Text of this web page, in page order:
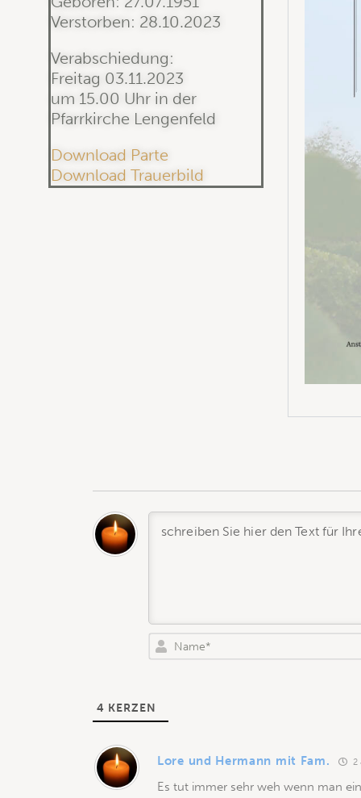
Verstorben: 28.10.2023
Verabschiedung:
Freitag 03.11.2023
um 15.00 Uhr in der
Pfarrkirche Lengenfeld
Download Parte
Download Trauerbild
4 KERZEN
Lore und Hermann mit Fam. 2
Es tut immer sehr weh wenn man